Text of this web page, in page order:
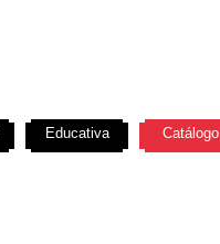
Educativa Catálogo